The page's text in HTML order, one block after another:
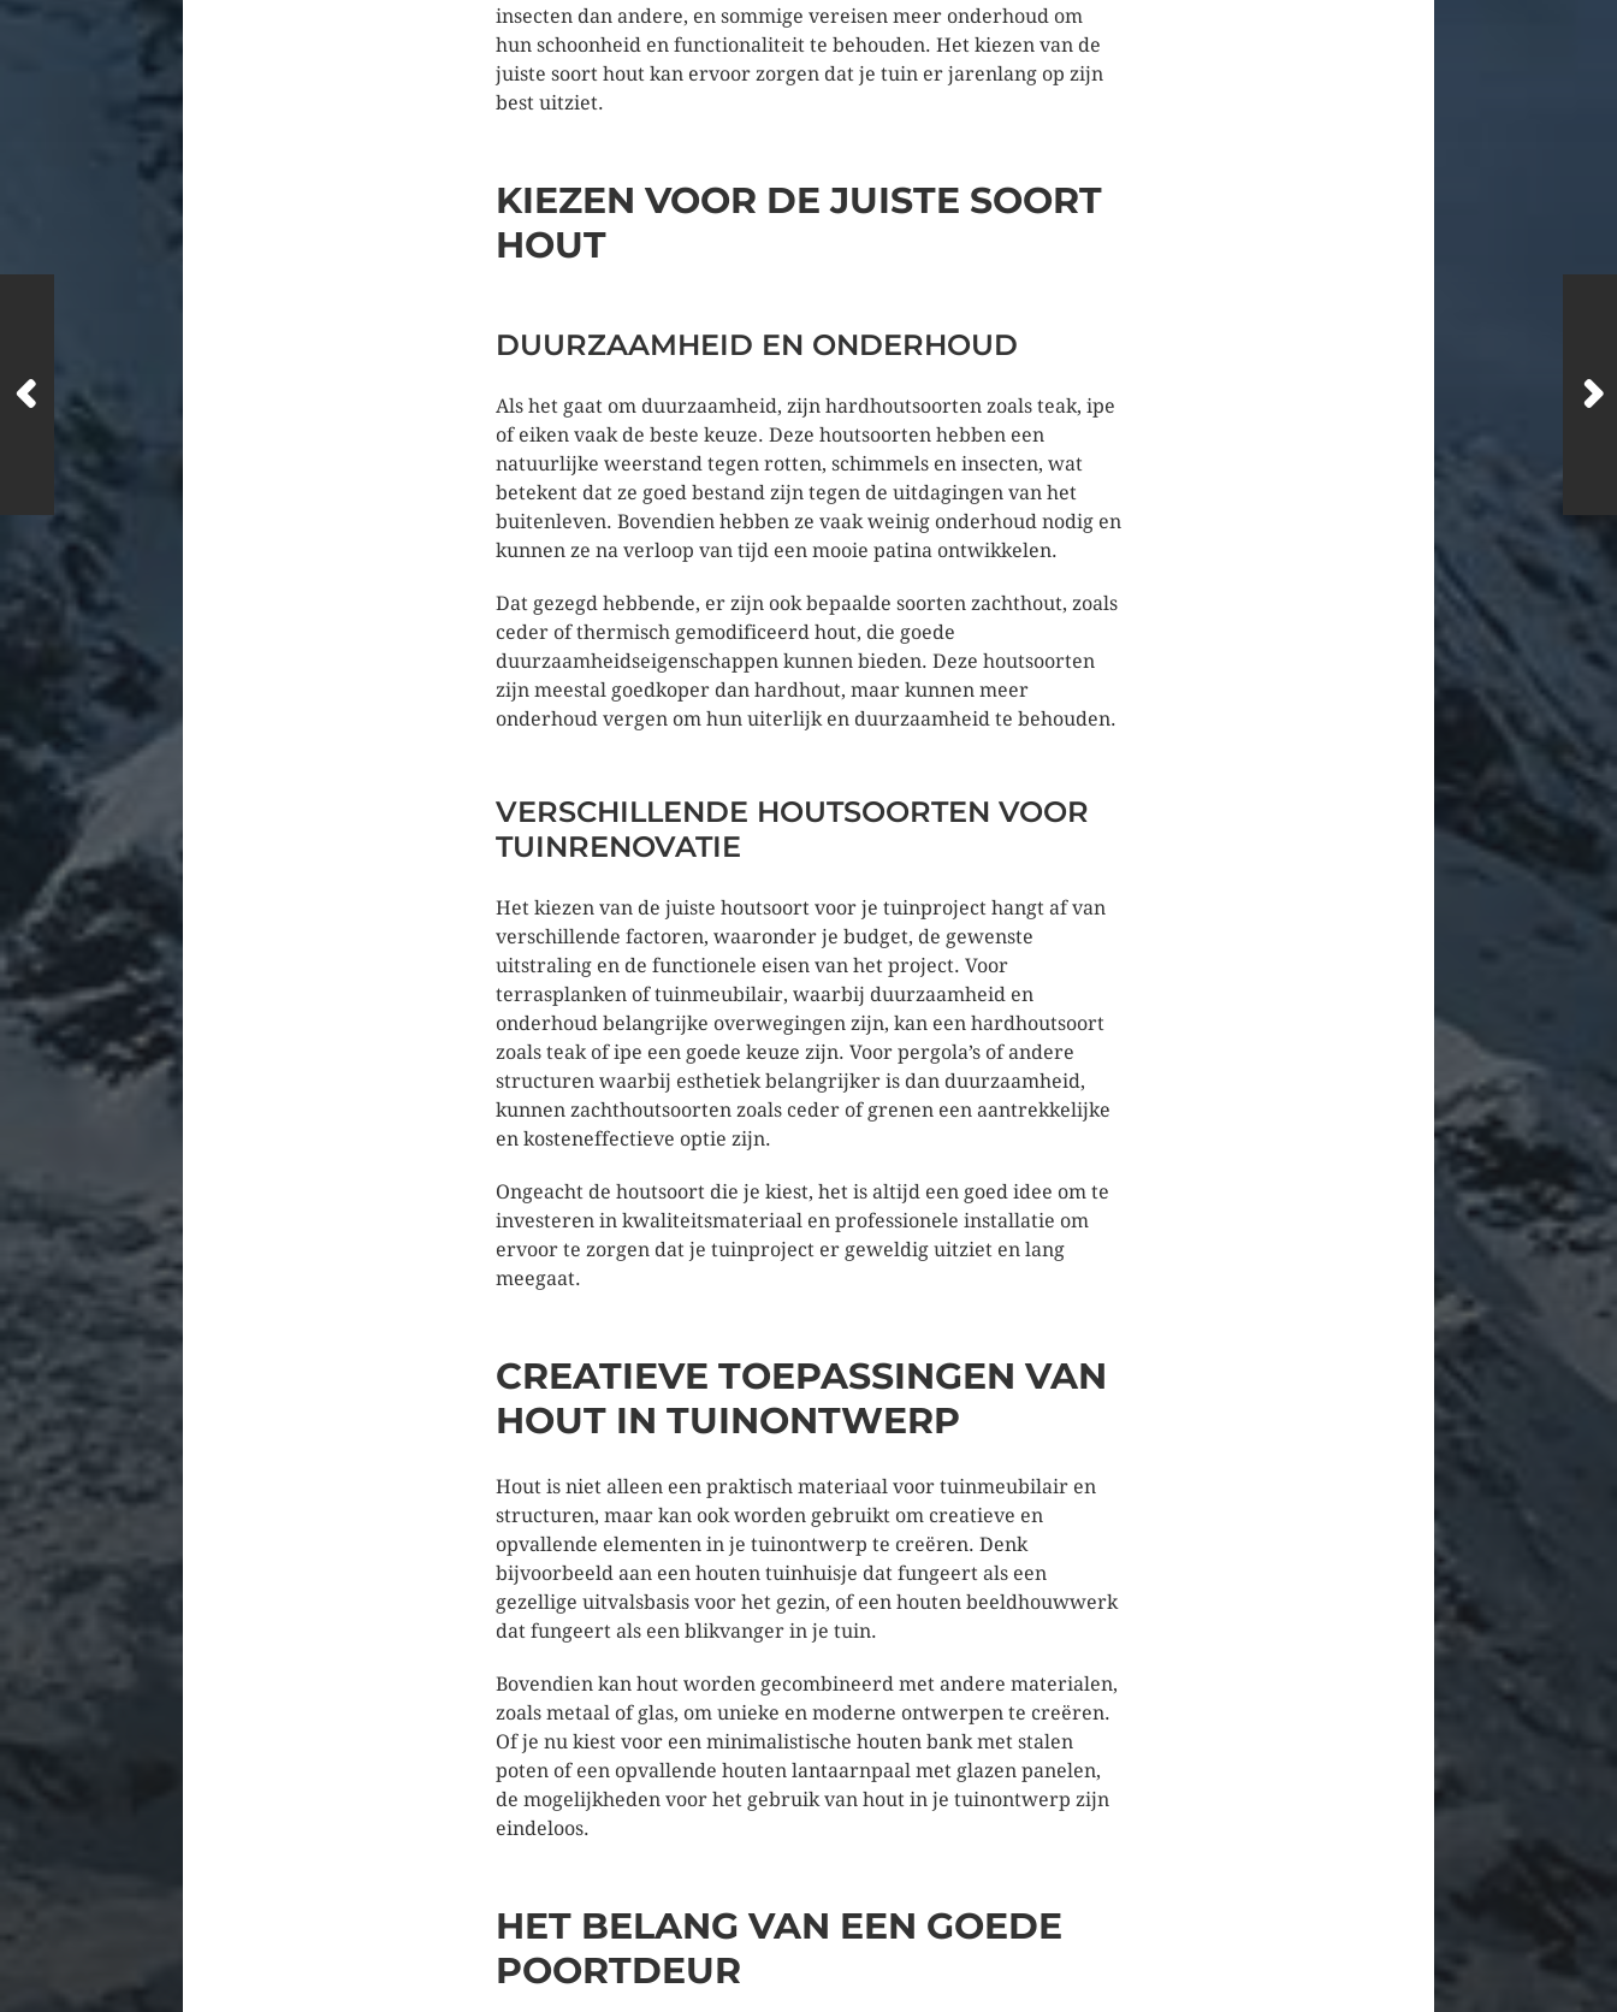
insecten dan andere, en sommige vereisen meer onderhoud om
hun schoonheid en functionaliteit te behouden. Het kiezen van de
juiste soort hout kan ervoor zorgen dat je tuin er jarenlang op zijn
best uitziet.
KIEZEN VOOR DE JUISTE SOORT
HOUT
DUURZAAMHEID EN ONDERHOUD
Als het gaat om duurzaamheid, zijn hardhoutsoorten zoals teak, ipe
of eiken vaak de beste keuze. Deze houtsoorten hebben een
natuurlijke weerstand tegen rotten, schimmels en insecten, wat
betekent dat ze goed bestand zijn tegen de uitdagingen van het
buitenleven. Bovendien hebben ze vaak weinig onderhoud nodig en
kunnen ze na verloop van tijd een mooie patina ontwikkelen.
Dat gezegd hebbende, er zijn ook bepaalde soorten zachthout, zoals
ceder of thermisch gemodificeerd hout, die goede
duurzaamheidseigenschappen kunnen bieden. Deze houtsoorten
zijn meestal goedkoper dan hardhout, maar kunnen meer
onderhoud vergen om hun uiterlijk en duurzaamheid te behouden.
VERSCHILLENDE HOUTSOORTEN VOOR
TUINRENOVATIE
Het kiezen van de juiste houtsoort voor je tuinproject hangt af van
verschillende factoren, waaronder je budget, de gewenste
uitstraling en de functionele eisen van het project. Voor
terrasplanken of tuinmeubilair, waarbij duurzaamheid en
onderhoud belangrijke overwegingen zijn, kan een hardhoutsoort
zoals teak of ipe een goede keuze zijn. Voor pergola’s of andere
structuren waarbij esthetiek belangrijker is dan duurzaamheid,
kunnen zachthoutsoorten zoals ceder of grenen een aantrekkelijke
en kosteneffectieve optie zijn.
Ongeacht de houtsoort die je kiest, het is altijd een goed idee om te
investeren in kwaliteitsmateriaal en professionele installatie om
ervoor te zorgen dat je tuinproject er geweldig uitziet en lang
meegaat.
CREATIEVE TOEPASSINGEN VAN
HOUT IN TUINONTWERP
Hout is niet alleen een praktisch materiaal voor tuinmeubilair en
structuren, maar kan ook worden gebruikt om creatieve en
opvallende elementen in je tuinontwerp te creëren. Denk
bijvoorbeeld aan een houten tuinhuisje dat fungeert als een
gezellige uitvalsbasis voor het gezin, of een houten beeldhouwwerk
dat fungeert als een blikvanger in je tuin.
Bovendien kan hout worden gecombineerd met andere materialen,
zoals metaal of glas, om unieke en moderne ontwerpen te creëren.
Of je nu kiest voor een minimalistische houten bank met stalen
poten of een opvallende houten lantaarnpaal met glazen panelen,
de mogelijkheden voor het gebruik van hout in je tuinontwerp zijn
eindeloos.
HET BELANG VAN EEN GOEDE
POORTDEUR